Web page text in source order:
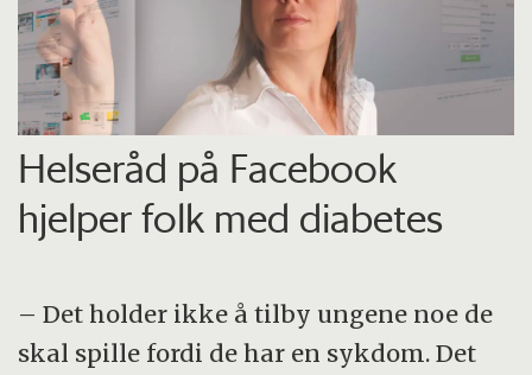
Helseråd på Facebook
hjelper folk med diabetes
– Det holder ikke å tilby ungene noe de
skal spille fordi de har en sykdom. Det